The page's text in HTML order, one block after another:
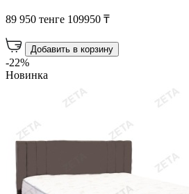
89 950 тенге 109950 ₸
Добавить в корзину
-22%
Новинка